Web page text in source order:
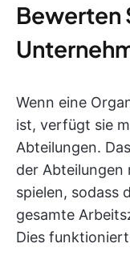
Bewerten
Wenn eine
ist, verfügt sie
Abteilungen.
der Abteilungen
spielen, sodass
gesamte
Dies